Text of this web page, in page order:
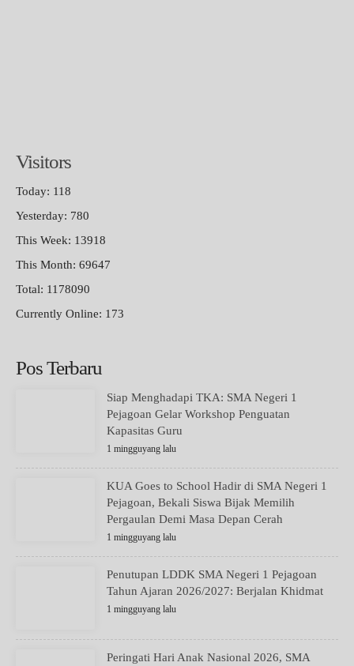
Visitors
Today: 118
Yesterday: 780
This Week: 13918
This Month: 69647
Total: 1178090
Currently Online: 173
Pos Terbaru
Siap Menghadapi TKA: SMA Negeri 1
Pejagoan Gelar Workshop Penguatan
Kapasitas Guru
1 mingguyang lalu
KUA Goes to School Hadir di SMA Negeri 1
Pejagoan, Bekali Siswa Bijak Memilih
Pergaulan Demi Masa Depan Cerah
1 mingguyang lalu
Penutupan LDDK SMA Negeri 1 Pejagoan
Tahun Ajaran 2026/2027: Berjalan Khidmat
1 mingguyang lalu
Peringati Hari Anak Nasional 2026, SMA